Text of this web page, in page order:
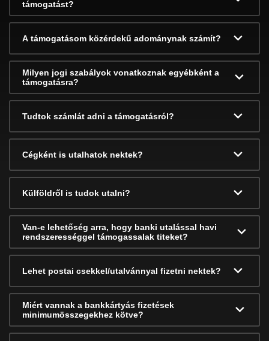
támogatást?
A támogatásom közérdekű adománynak számít?
Milyen jogi szabályok vonatkoznak egyébként a
támogatásra?
Tudtok számlát adni a támogatásról?
Cégként is utalhatok nektek?
Külföldről is tudok utalni?
Van-e lehetőség arra, hogy banki utalással havi
rendszerességgel támogassalak titeket?
Lehet postai csekkel/utalvánnyal fizetni nektek?
Miért vannak a bankkártyás fizetések
minimumösszegekhez kötve?